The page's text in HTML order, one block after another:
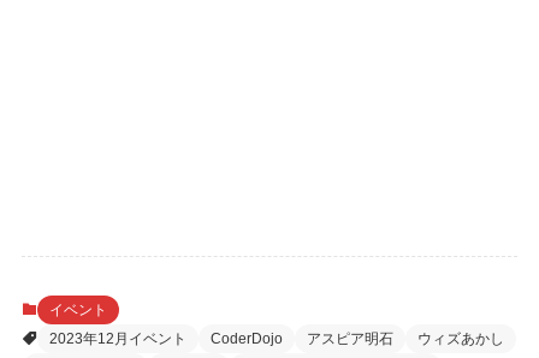
イベント
2023年12月イベント
CoderDojo アスピア明石
ウィズあかし